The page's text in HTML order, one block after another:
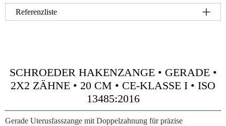
Referenzliste
SCHROEDER HAKENZANGE • GERADE •
2X2 ZÄHNE • 20 CM • CE-KLASSE I • ISO
13485:2016
Gerade Uterusfasszange mit Doppelzahnung für präzise